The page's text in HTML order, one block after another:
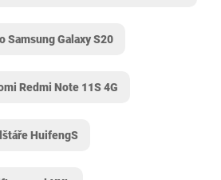
Samsung Galaxy S20
Redmi Note 11S 4G
HuifengS